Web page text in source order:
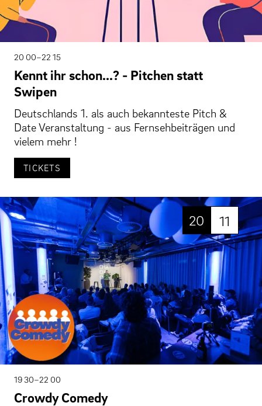
20 00–22 15
Kennt ihr schon...? - Pitchen statt
Swipen
Deutschlands 1. als auch bekannteste Pitch &
Date Veranstaltung - aus Fernsehbeiträgen und
vielem mehr !
TICKETS
20 11
19 30–22 00
Crowdy Comedy